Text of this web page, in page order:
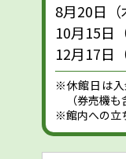
8月20日（
10月15日
12月17日
※休館日は入
（券売機も
※館内への立